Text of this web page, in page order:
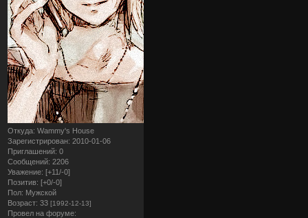
Откуда: Wammy's House
Зарегистрирован: 2010-01-06
Приглашений: 0
Сообщений: 2206
Уважение: [+11/-0]
Позитив: [+0/-0]
Пол: Мужской
Возраст: 33 [1992-12-13]
Провел на форуме: